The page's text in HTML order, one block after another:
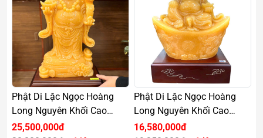
Phật Di Lặc Ngọc Hoàng
Long Nguyên Khối Cao
50cm
25,500,000đ
Phật Di Lặc Ngọc Hoàng
Long Nguyên Khối Cao
30cm
16,580,000đ